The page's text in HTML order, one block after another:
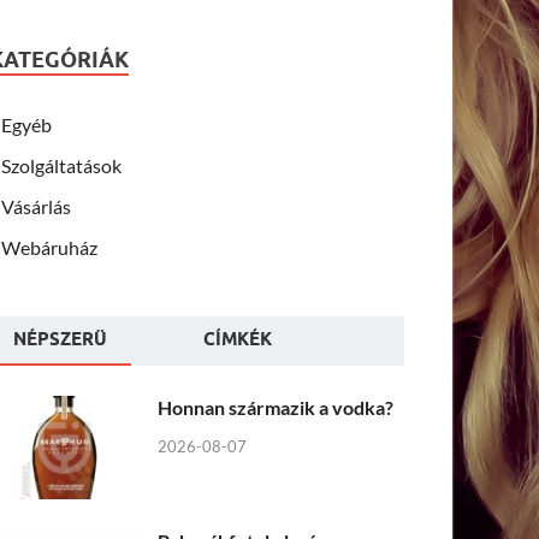
Egyéb
Szolgáltatások
Vásárlás
Webáruház
NÉPSZERÜ CÍMKÉK
Honnan származik a vodka?
2026-08-07